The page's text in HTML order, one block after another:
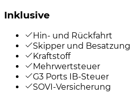
Inklusive
Hin- und Rückfahrt
Skipper und Besatzung
Kraftstoff
Mehrwertsteuer
G3 Ports IB-Steuer
SOVI-Versicherung